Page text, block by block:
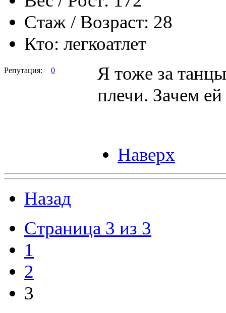
Стаж / Возраст: 28
Кто: легкоатлет
Репутация: 0
Я тоже за
плечи. Зачем
Наверх
Назад
Страница 3 из 3
1
2
3